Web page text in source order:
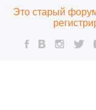
Это старый